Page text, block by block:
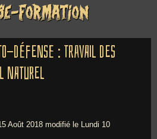
défense : Travail des
Naturel
Août 2018 modifié le Lundi 10